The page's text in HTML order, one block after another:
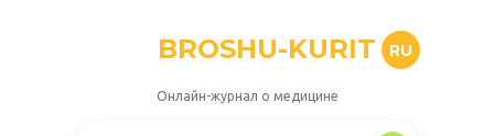
BROSHU-KURIT RU
Онлайн-журнал о медицине